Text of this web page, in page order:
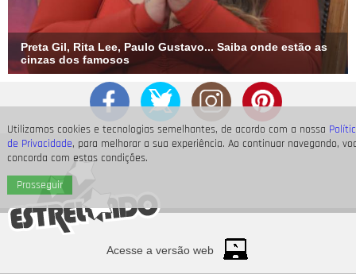
Utilizamos cookies e tecnologias semelhantes, de acordo com a nossa
de Privacidade, para melhorar a sua experiência. Ao continuar navegando,
concorda com estas condições.
Prosseguir
Preta Gil, Rita Lee, Paulo Gustavo... Saiba onde estão as
cinzas dos famosos
Acesse a versão web